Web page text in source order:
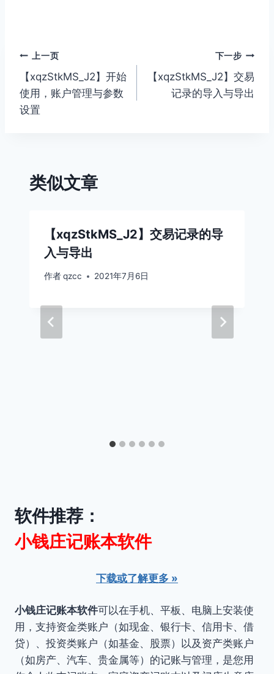
文
章
导
上一页
【xqzStkMS_J2】开始
使用，账户管理与参数
设置
下一步
【xqzStkMS_J2】交易
记录的导入与导出
类似文章
【xqzStkMS_J2】交易记录的导
入与导出
作者qzcc 2021年7月6日
软件推荐：
小钱庄记账本软件
下载或了解更多 »
小钱庄记账本软件可以在手机、平板、电脑上安装使
用，支持资金类账户（如现金、银行卡、信用卡、借
贷）、投资类账户（如基金、股票）以及资产类账户
（如房产、汽车、贵金属等）的记账与管理，是您用